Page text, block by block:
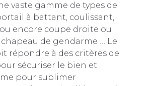
vaste gamme de types de
à battant, coulissant,
encore coupe droite ou
de gendarme … Le
répondre à des critères de
sécuriser le bien et
pour sublimer